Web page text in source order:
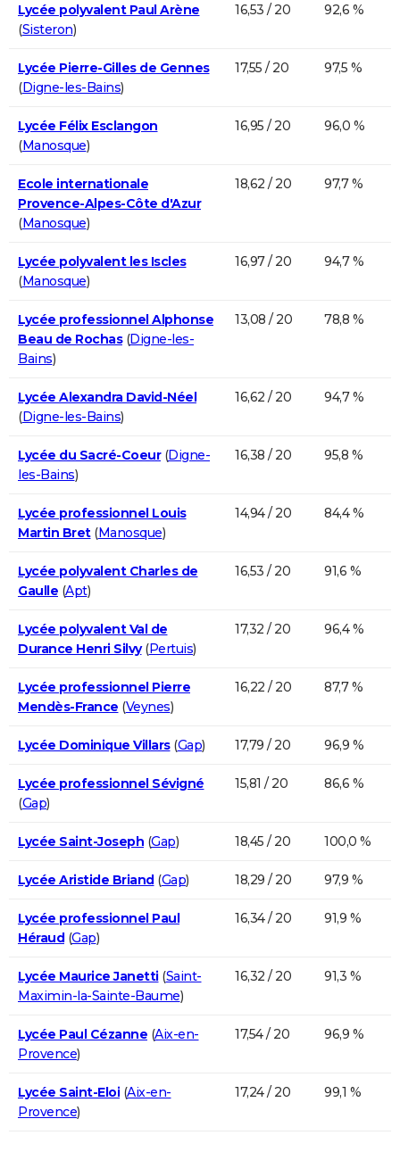
Lycée polyvalent Paul Arène
(Sisteron)
16,53 / 20 92,6 %
Lycée Pierre-Gilles de Gennes
(Digne-les-Bains)
17,55 / 20 97,5 %
Lycée Félix Esclangon
(Manosque)
16,95 / 20 96,0 %
Ecole internationale
Provence-Alpes-Côte d'Azur
(Manosque)
18,62 / 20 97,7 %
Lycée polyvalent les Iscles
(Manosque)
16,97 / 20 94,7 %
Lycée professionnel Alphonse
Beau de Rochas(Digne-les-
Bains)
13,08 / 20 78,8 %
Lycée Alexandra David-Néel
(Digne-les-Bains)
16,62 / 20 94,7 %
Lycée du Sacré-Coeur(Digne-
les-Bains)
16,38 / 20 95,8 %
Lycée professionnel Louis
Martin Bret(Manosque)
14,94 / 20 84,4 %
Lycée polyvalent Charles de
Gaulle (Apt)
16,53 / 20 91,6 %
Lycée polyvalent Val de
Durance Henri Silvy(Pertuis)
17,32 / 20 96,4 %
Lycée professionnel Pierre
Mendès-France (Veynes)
16,22 / 20 87,7 %
Lycée Dominique Villars(Gap) 17,79 / 20 96,9 %
Lycée professionnel Sévigné
(Gap)
15,81 / 20 86,6 %
Lycée Saint-Joseph (Gap) 18,45 / 20 100,0 %
Lycée Aristide Briand(Gap) 18,29 / 20 97,9 %
Lycée professionnel Paul
Héraud(Gap)
16,34 / 20 91,9 %
Lycée Maurice Janetti(Saint-
Maximin-la-Sainte-Baume)
16,32 / 20 91,3 %
Lycée Paul Cézanne (Aix-en-
Provence)
17,54 / 20 96,9 %
Lycée Saint-Eloi(Aix-en-
Provence)
17,24 / 20 99,1 %